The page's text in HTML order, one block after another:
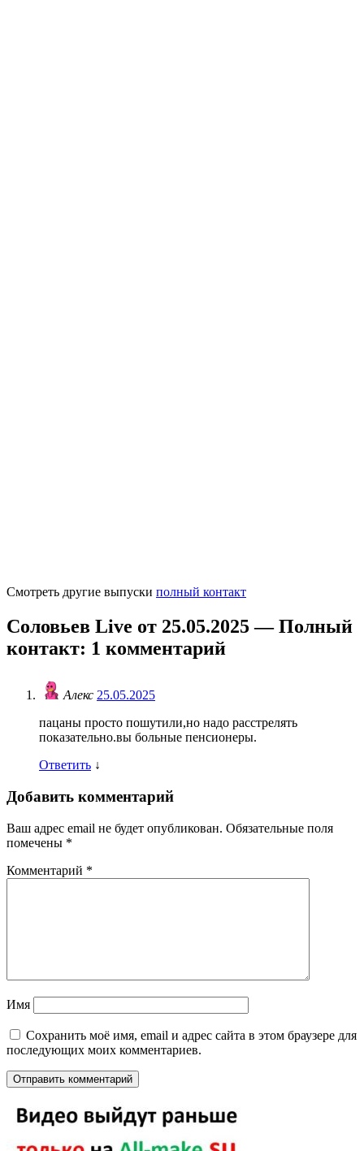
Смотреть другие выпуски полный контакт
Соловьев Live от 25.05.2025 — Полный
контакт: 1 комментарий
Алекс 25.05.2025
пацаны просто пошутили,но надо расстрелять
показательно.вы больные пенсионеры.
Ответить ↓
Добавить комментарий
Ваш адрес email не будет опубликован. Обязательные поля
помечены *
Комментарий *
Имя
Сохранить моё имя, email и адрес сайта в этом браузере для
последующих моих комментариев.